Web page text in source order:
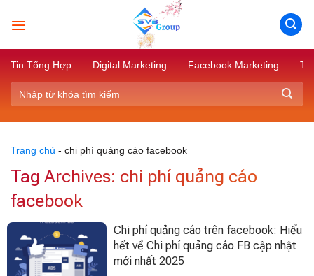
Tin Tổng Hợp Digital Marketing Facebook Marketing
Trang chủ - chi phí quảng cáo facebook
Tag Archives: chi phí quảng cáo
facebook
Chi phí quảng cáo trên facebook: Hiểu
hết về Chi phí quảng cáo FB cập nhật
mới nhất 2025